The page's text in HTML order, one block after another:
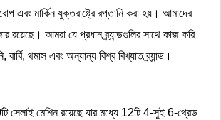
এবং মার্কিন যুক্তরাষ্ট্রে রপ্তানি করা হয়। আমাদের
রয়েছে। আমরা যে প্রধান ব্র্যান্ডগুলির সাথে কাজ করি
থমাস এবং অন্যান্য বিশ্ব বিখ্যাত ব্র্যান্ড।
সেলাই মেশিন রয়েছে যার মধ্যে 12টি 4-সুই 6-থ্রেড